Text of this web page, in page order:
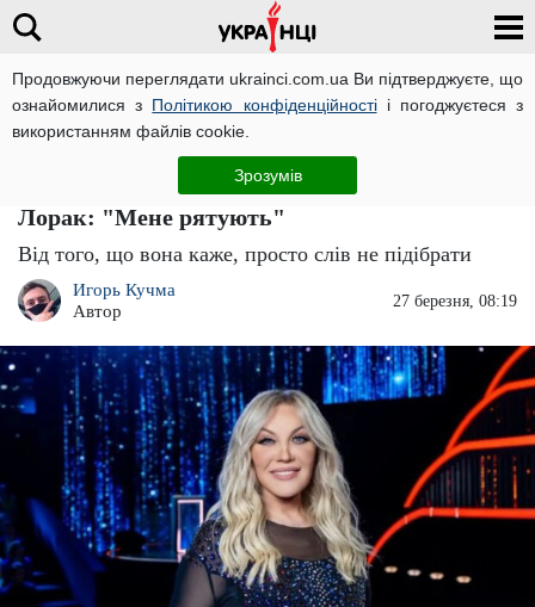
Продовжуючи переглядати ukrainci.com.ua Ви підтверджуєте, що
ознайомилися з Політикою конфіденційностіі погоджуєтеся з
використанням файлів cookie.
Зрозумів
Зрадниця Таїсія Повалій у РФ остаточно
пробила дно і переплюнула навіть Ані
Лорак: "Мене рятують"
Від того, що вона каже, просто слів не підібрати
Игорь Кучма
Автор
27 березня, 08:19